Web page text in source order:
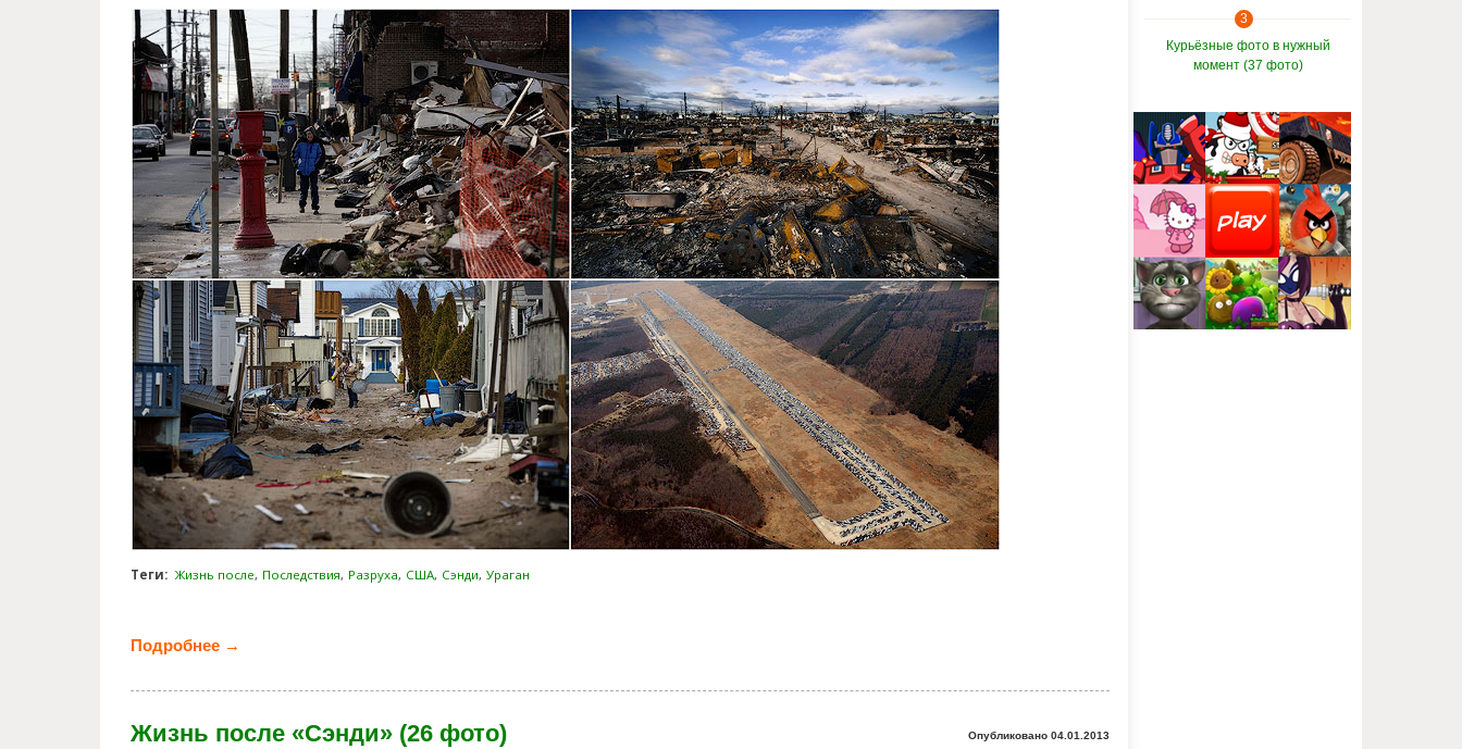
hurricane_sandy_80_days_later.jpg
Теги: Жизнь после Последствия Разруха США Сэнди Ураган
Подробнее →
Жизнь после «Сэнди» (26 фото) Опубликовано 04.01.2013
3
Курьёзные фото в нужный
момент (37 фото)